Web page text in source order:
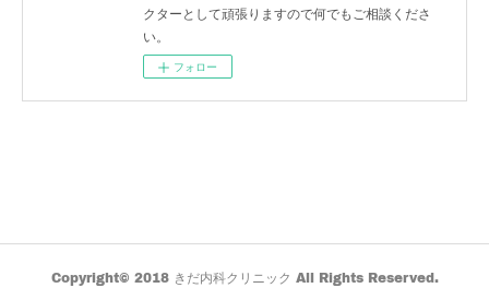
クターとして頑張りますので何でもご相談くださ
い。
フォロー
Copyright© 2018 きだ内科クリニック All Rights Reserved.